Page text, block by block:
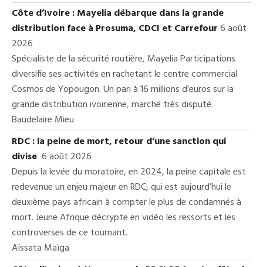
Côte d’Ivoire : Mayelia débarque dans la grande
distribution face à Prosuma, CDCI et Carrefour6 août
2026
Spécialiste de la sécurité routière, Mayelia Participations
diversifie ses activités en rachetant le centre commercial
Cosmos de Yopougon. Un pari à 16 millions d’euros sur la
grande distribution ivoirienne, marché très disputé.
Baudelaire Mieu
RDC : la peine de mort, retour d’une sanction qui
divise 6 août 2026
Depuis la levée du moratoire, en 2024, la peine capitale est
redevenue un enjeu majeur en RDC, qui est aujourd’hui le
deuxième pays africain à compter le plus de condamnés à
mort. Jeune Afrique décrypte en vidéo les ressorts et les
controverses de ce tournant.
Aïssata Maïga